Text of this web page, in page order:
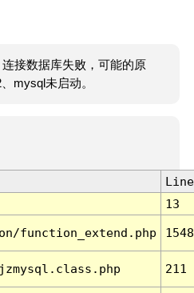
接数据库失败，可能的原
mysql未启动。
Line
13
function_extend.php 1548
211